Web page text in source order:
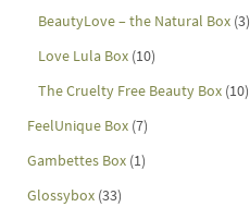
BeautyLove – the Natural Box (3)
Love Lula Box (10)
The Cruelty Free Beauty Box (10)
FeelUnique Box (7)
Gambettes Box (1)
Glossybox (33)